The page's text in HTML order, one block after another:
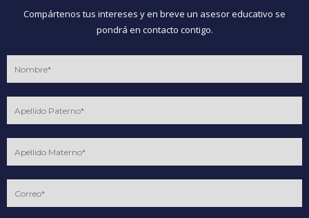
Compártenos tus intereses y en breve un asesor educativo se
pondrá en contacto contigo.